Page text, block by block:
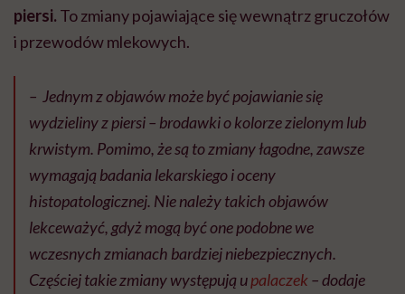
piersi. To zmiany pojawiające się wewnątrz gruczołów
i przewodów mlekowych.
– Jednym z objawów może być pojawianie się
wydzieliny z piersi – brodawki o kolorze zielonym lub
krwistym. Pomimo, że są to zmiany łagodne, zawsze
wymagają badania lekarskiego i oceny
histopatologicznej. Nie należy takich objawów
lekceważyć, gdyż mogą być one podobne we
wczesnych zmianach bardziej niebezpiecznych.
Częściej takie zmiany występują upalaczek– dodaje